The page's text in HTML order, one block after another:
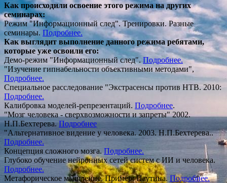
Как происходили освоение этого режима на других
семинарах:
Режим "Информационный след". Тренировки. Разные
семинары. Подробнее.
Как выглядит выполнение данного режима ребятами,
которые уже освоили его:
Демо-режим "Информационный след". Подробнее.
"Изучение гипнабельности объективными методами",
Подробнее.
Специальное расследование "Экстрасенсы против НТВ. 2010:
Подробнее.
Калибровка моделей-репрезентаций. Подробнее.
"Мозг человека - сверхвозможности и запреты" 2002.
Н.П.Бехтерева.Подробнее
"Альтернативное видение у человека. 2003. Н.П.Бехтерева..
Подробнее.
Концепция сложного мозга. Подробнее.
Глубоко обучение нейронных сетей систем с ИИ и человека.
Подробнее.
Метафорическое мышление. Пример: Паутина.Подробнее.